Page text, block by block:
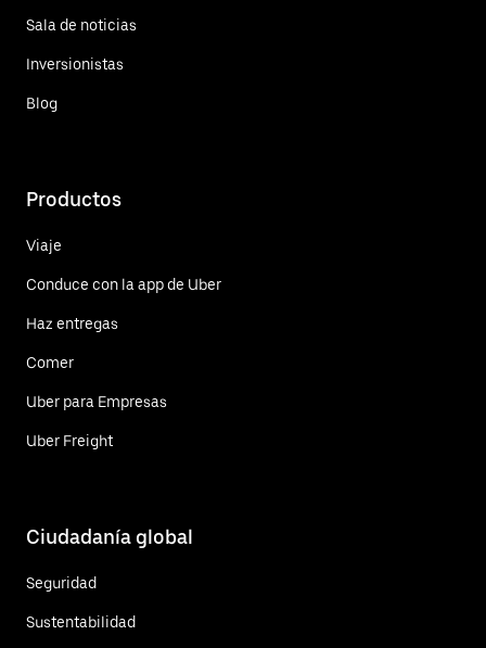
Sala de noticias
Inversionistas
Blog
Productos
Viaje
Conduce con la app de Uber
Haz entregas
Comer
Uber para Empresas
Uber Freight
Ciudadanía global
Seguridad
Sustentabilidad